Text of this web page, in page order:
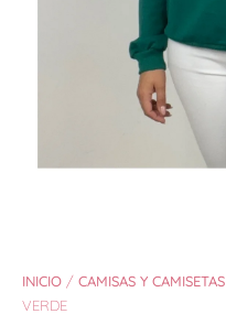
INICIO / CAMISAS Y CAMISETAS
VERDE